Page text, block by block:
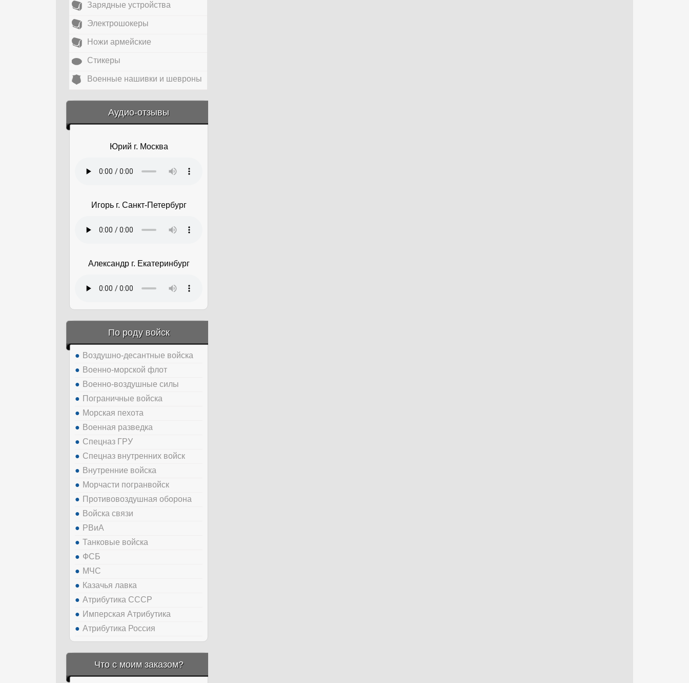
Зарядные устройства
Электрошокеры
Ножи армейские
Стикеры
Военные нашивки и шевроны
Аудио-отзывы
&amp;nbsp;
Юрий г. Москва
Игорь г. Санкт-Петербург
Александр г. Екатеринбург
По роду войск
Воздушно-десантные войска
Военно-морской флот
Военно-воздушные силы
Пограничные войска
Морская пехота
Военная разведка
Спецназ ГРУ
Спецназ внутренних войск
Внутренние войска
Морчасти погранвойск
Противовоздушная оборона
Войска связи
РВиА
Танковые войска
ФСБ
МЧС
Казачья лавка
Атрибутика СССР
Имперская Атрибутика
Атрибутика Россия
Что с моим заказом?